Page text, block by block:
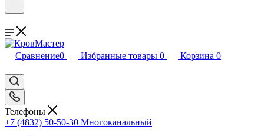
Сравнение0 Избранные товары 0 Корзина 0
Телефоны
+7 (4832) 50-50-30 Многоканальный